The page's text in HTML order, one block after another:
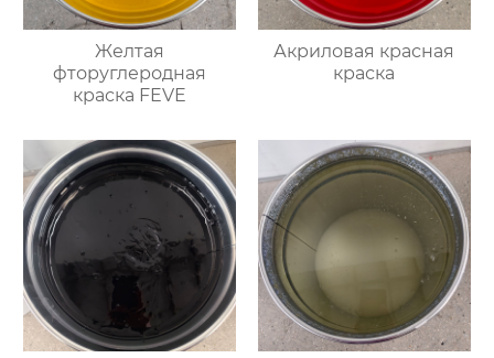
Желтая
фторуглеродная
краска FEVE
Акриловая красная
краска